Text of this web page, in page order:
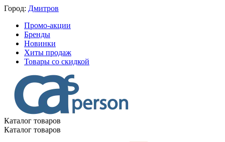
Город: Дмитров
Промо-акции
Бренды
Новинки
Хиты продаж
Товары со скидкой
Каталог товаров
Каталог товаров